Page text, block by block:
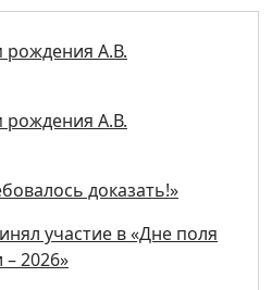
рождения А.В.
рождения А.В.
доказать!»
участие в «Дне поля
2026»